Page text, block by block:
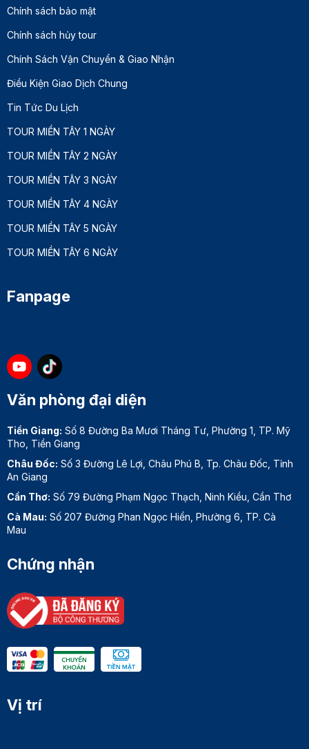
Chính sách bảo mật
Chính sách hủy tour
Chính Sách Vận Chuyển & Giao Nhận
Điều Kiện Giao Dịch Chung
Tin Tức Du Lịch
TOUR MIỀN TÂY 1 NGÀY
TOUR MIỀN TÂY 2 NGÀY
TOUR MIỀN TÂY 3 NGÀY
TOUR MIỀN TÂY 4 NGÀY
TOUR MIỀN TÂY 5 NGÀY
TOUR MIỀN TÂY 6 NGÀY
Fanpage
Văn phòng đại diện
Tiền Giang: Số 8 Đường Ba Mươi Tháng Tư, Phường 1, TP. Mỹ
Tho, Tiền Giang
Châu Đốc: Số 3 Đường Lê Lợi, Châu Phú B, Tp. Châu Đốc, Tỉnh
An Giang
Cần Thơ: Số 79 Đường Phạm Ngọc Thạch, Ninh Kiều, Cần Thơ
Cà Mau: Số 207 Đường Phan Ngọc Hiển, Phường 6, TP. Cà
Mau
Chứng nhận
Vị trí